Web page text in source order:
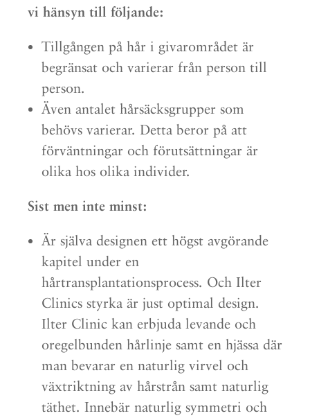
vi hänsyn till följande:
Tillgången på hår i givarområdet är
begränsat och varierar från person till
person.
Även antalet hårsäcksgrupper som
behövs varierar. Detta beror på att
förväntningar och förutsättningar är
olika hos olika individer.
Sist men inte minst:
Är själva designen ett högst avgörande
kapitel under en
hårtransplantationsprocess. Och Ilter
Clinics styrka är just optimal design.
Ilter Clinic kan erbjuda levande och
oregelbunden hårlinje samt en hjässa där
man bevarar en naturlig virvel och
växtriktning av hårstrån samt naturlig
täthet. Innebär naturlig symmetri och